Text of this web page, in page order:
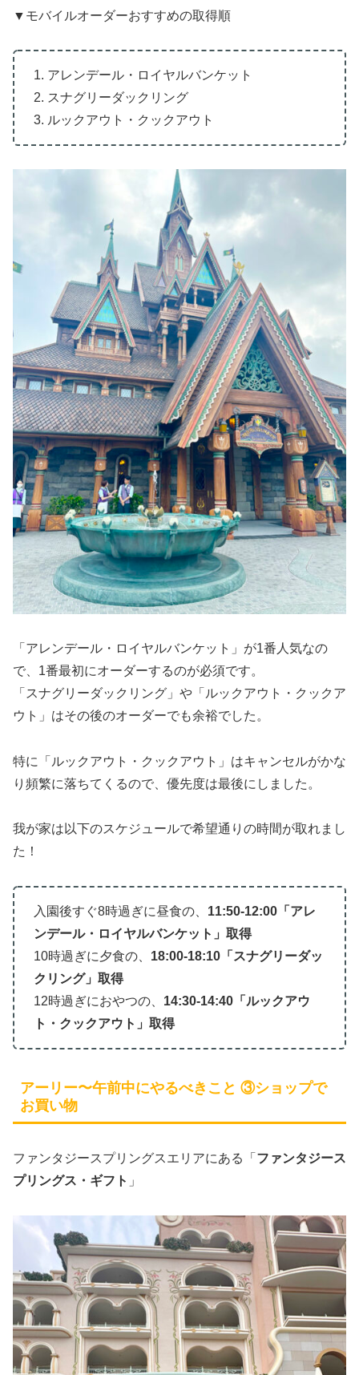
▼モバイルオーダーおすすめの取得順
1. アレンデール・ロイヤルバンケット
2. スナグリーダックリング
3. ルックアウト・クックアウト
「アレンデール・ロイヤルバンケット」が1番人気なの
で、1番最初にオーダーするのが必須です。
「スナグリーダックリング」や「ルックアウト・クックア
ウト」はその後のオーダーでも余裕でした。
特に「ルックアウト・クックアウト」はキャンセルがかな
り頻繁に落ちてくるので、優先度は最後にしました。
我が家は以下のスケジュールで希望通りの時間が取れまし
た！
入園後すぐ8時過ぎに昼食の、 11:50-12:00「アレ
ンデール・ロイヤルバンケット」取得
10時過ぎに夕食の、 18:00-18:10「スナグリーダッ
クリング」取得
12時過ぎにおやつの、 14:30-14:40「ルックアウ
ト・クックアウト」取得
アーリー〜午前中にやるべきこと ③ショップで
お買い物
ファンタジースプリングスエリアにある「 ファンタジース
プリングス・ギフト 」